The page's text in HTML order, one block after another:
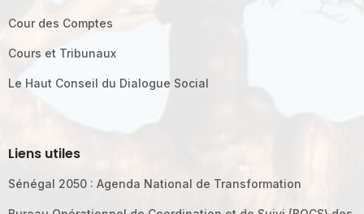
Cour des Comptes
Cours et Tribunaux
Le Haut Conseil du Dialogue Social
Liens utiles
Sénégal 2050 : Agenda National de Transformation